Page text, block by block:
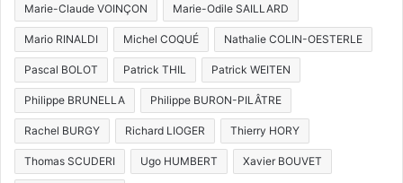
Marie-Claude VOINÇON Marie-Odile SAILLARD
Mario RINALDI Michel COQUÉ Nathalie COLIN-OESTERLE
Pascal BOLOT Patrick THIL Patrick WEITEN
Philippe BRUNELLA Philippe BURON-PILÂTRE
Rachel BURGY Richard LIOGER Thierry HORY
Thomas SCUDERI Ugo HUMBERT Xavier BOUVET